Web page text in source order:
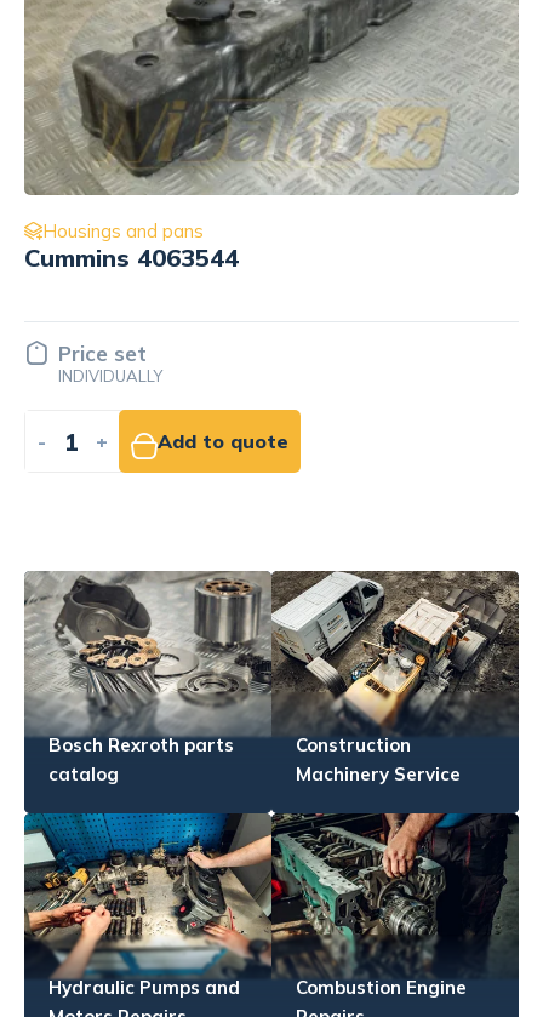
Housings and pans
Flywheel housing for engine
4110
Price set
INDIVIDUALLY
- + Add to quote
Bosch Rexroth parts
catalog
Construction
Machinery Service
Hydraulic Pumps and
Combustion Engine